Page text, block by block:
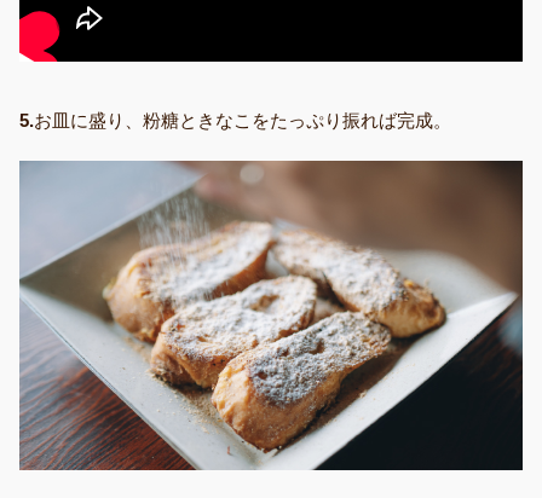
5.お皿に盛り、粉糖ときなこをたっぷり振れば完成。